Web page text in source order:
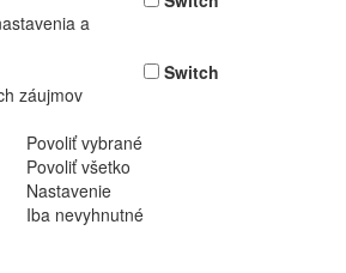
a
záujmov
Switch
Povoliť vybrané
Povoliť všetko
Nastavenie
Iba nevyhnutné